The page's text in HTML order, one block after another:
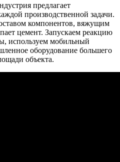
предлагает
производственной задачи.
компонентов, вяжущим
цемент. Запускаем реакцию
используем мобильный
оборудование большего
объекта.